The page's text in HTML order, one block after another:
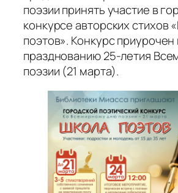
поэзии принять участие в
конкурсе авторских стихов
поэтов». Конкурс приурочен
празднованию 25-летия
поэзии (21 марта).